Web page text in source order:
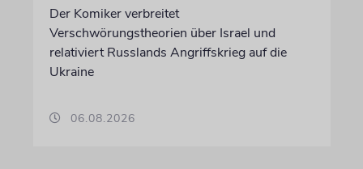
Der Komiker verbreitet
Verschwörungstheorien über Israel und
relativiert Russlands Angriffskrieg auf die
Ukraine
06.08.2026